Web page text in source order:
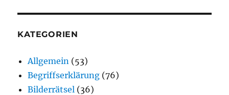
KATEGORIEN
Allgemein (53)
Begriffserklärung (76)
Bilderrätsel (36)